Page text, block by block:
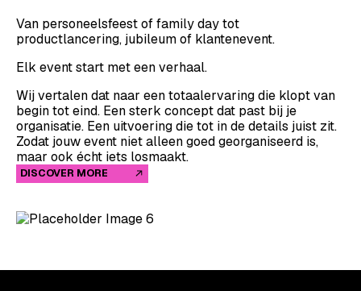
Van personeelsfeest of family day tot
productlancering, jubileum of klantenevent.
Elk event start met een verhaal.
Wij vertalen dat naar een totaalervaring die klopt van
begin tot eind. Een sterk concept dat past bij je
organisatie. Een uitvoering die tot in de details juist zit.
Zodat jouw event niet alleen goed georganiseerd is,
maar ook écht iets losmaakt.
DISCOVER MORE